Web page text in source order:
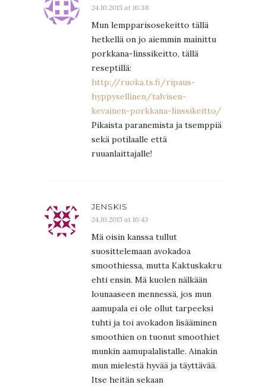
24.10.2015 at 16:38
Mun lempparisosekeitto tällä
hetkellä on jo aiemmin mainittu
porkkana-linssikeitto, tällä
reseptillä:
http://ruoka.ts.fi/ripaus-
hyppysellinen/talvisen-
kevainen-porkkana-linssikeitto/
Pikaista paranemista ja tsemppiä
sekä potilaalle että
ruuanlaittajalle!
JENSKIS
24.10.2015 at 16:43
Mä oisin kanssa tullut
suosittelemaan avokadoa
smoothiessa, mutta Kaktuskakru
ehti ensin. Mä kuolen nälkään
lounaaseen mennessä, jos mun
aamupala ei ole ollut tarpeeksi
tuhti ja toi avokadon lisääminen
smoothien on tuonut smoothiet
munkin aamupalalistalle. Ainakin
mun mielestä hyvää ja täyttävää.
Itse heitän sekaan